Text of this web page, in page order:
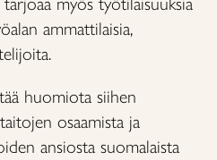
ammattilaisia,
huomiota siihen
osaamista ja
ansiosta suomalaista